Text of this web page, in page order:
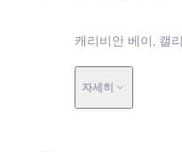
캐리비안 베이, 캘
자세히